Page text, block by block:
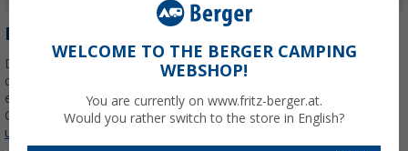
PAVILLONS & TARPS
Du verreist mit einem Zelt oder Wohnmobil und willst deine Zeit
draußen sonnen- und regengeschützt genießen, oder du benötigst
eine Partylocation in deinem Garten? Hierfür eignet sich ein
Camping-Pavillon perfekt. Es ist schnell aufgebaut,Jetzt mehr über
unsere Kategorie
WELCOME TO THE BERGER CAMPING
WEBSHOP!
You are currently on www.fritz-berger.at.
Would you rather switch to the store in English?